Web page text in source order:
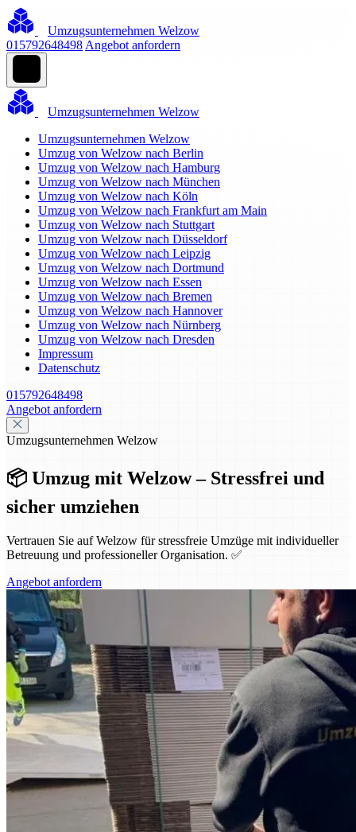
Umzugsunternehmen Welzow
015792648498 Angebot anfordern
Umzugsunternehmen Welzow
Umzugsunternehmen Welzow
Umzug von Welzow nach Berlin
Umzug von Welzow nach Hamburg
Umzug von Welzow nach München
Umzug von Welzow nach Köln
Umzug von Welzow nach Frankfurt am Main
Umzug von Welzow nach Stuttgart
Umzug von Welzow nach Düsseldorf
Umzug von Welzow nach Leipzig
Umzug von Welzow nach Dortmund
Umzug von Welzow nach Essen
Umzug von Welzow nach Bremen
Umzug von Welzow nach Hannover
Umzug von Welzow nach Nürnberg
Umzug von Welzow nach Dresden
Impressum
Datenschutz
015792648498
Angebot anfordern
Umzugsunternehmen Welzow
📦 Umzug mit Welzow – Stressfrei und
sicher umziehen
Vertrauen Sie auf Welzow für stressfreie Umzüge mit individueller
Betreuung und professioneller Organisation. ✅
Angebot anfordern